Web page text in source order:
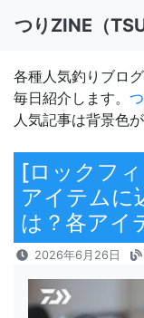
つりZINE（
各種人気釣りブロ
毎日紹介します。
人気記事は背景色
[ロックフ
アイテムに
は？各アイ
2026年6月26日